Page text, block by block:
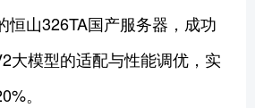
恒山326TA国产服务器，成功
大模型的适配与性能调优，实
。